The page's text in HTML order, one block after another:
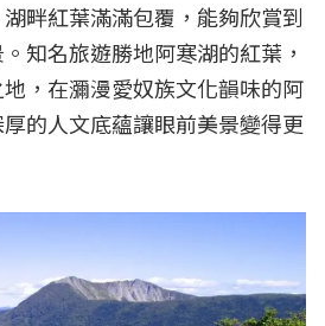
畔紅葉滿滿包覆，能夠欣賞到
知名旅遊勝地阿寒湖的紅葉，
，在瀰漫愛奴族文化韻味的阿
的人文底蘊讓眼前美景變得更